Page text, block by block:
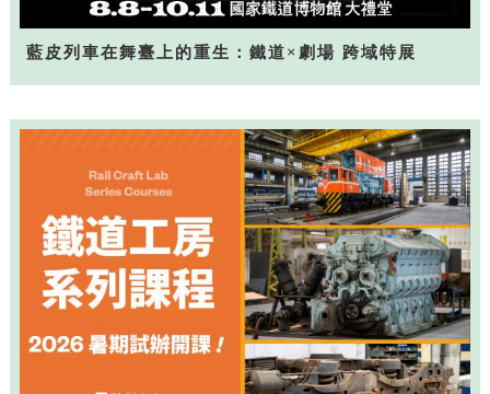
藍皮列車在舞臺上的重生：鐵道×劇場 跨域特展